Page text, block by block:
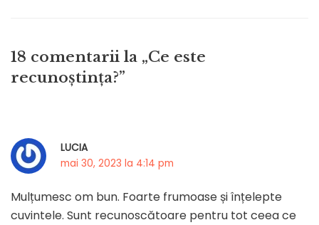
18 comentarii la „Ce este
recunoștința?”
LUCIA
mai 30, 2023 la 4:14 pm
Mulțumesc om bun. Foarte frumoase și înțelepte
cuvintele. Sunt recunoscătoare pentru tot ceea ce